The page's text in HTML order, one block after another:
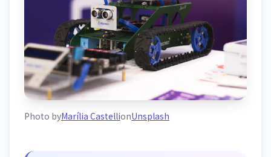
Photo byMarília CastellionUnsplash